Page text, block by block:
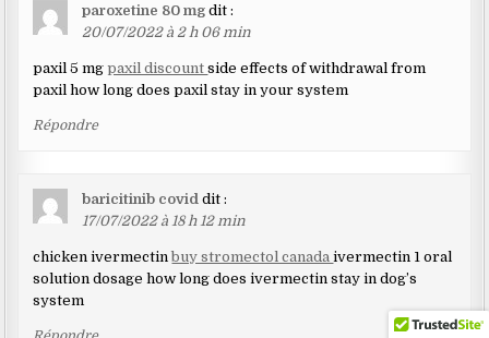
paroxetine 80 mg dit :
20/07/2022 à 2 h 06 min
paxil 5 mgpaxil discountside effects of withdrawal from
paxil how long does paxil stay in your system
Répondre
baricitinib covid dit :
17/07/2022 à 18 h 12 min
chicken ivermectinbuy stromectol canadaivermectin 1 oral
solution dosage how long does ivermectin stay in dog’s
system